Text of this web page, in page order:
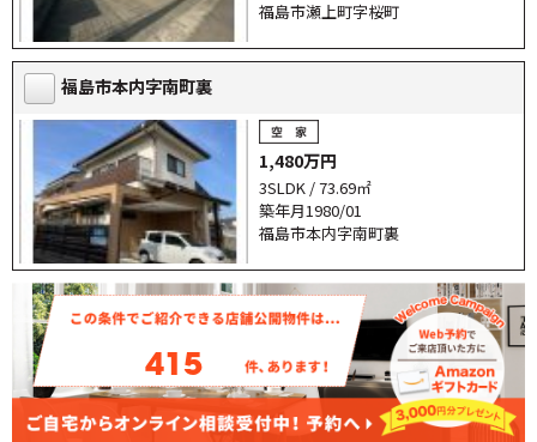
福島市瀬上町字桜町
福島市本内字南町裏
1,480万円
3SLDK / 73.69㎡
築年月1980/01
福島市本内字南町裏
415